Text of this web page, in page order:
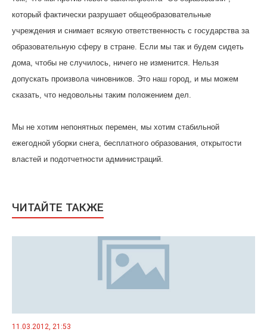
который фактически разрушает общеобразовательные
учреждения и снимает всякую ответственность с государства за
образовательную сферу в стране. Если мы так и будем сидеть
дома, чтобы не случилось, ничего не изменится. Нельзя
допускать произвола чиновников. Это наш город, и мы можем
сказать, что недовольны таким положением дел.
Мы не хотим непонятных перемен, мы хотим стабильной
ежегодной уборки снега, бесплатного образования, открытости
властей и подотчетности администраций.
ЧИТАЙТЕ ТАКЖЕ
11.03.2012, 21:53